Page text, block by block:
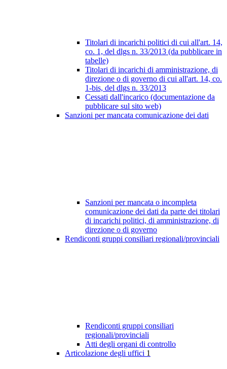
Titolari di incarichi politici di cui all'art. 14,
co. 1, del dlgs n. 33/2013 (da pubblicare in
tabelle)
Titolari di incarichi di amministrazione, di
direzione o di governo di cui all'art. 14, co.
1-bis, del dlgs n. 33/2013
Cessati dall'incarico (documentazione da
pubblicare sul sito web)
Sanzioni per mancata comunicazione dei dati
Sanzioni per mancata o incompleta
comunicazione dei dati da parte dei titolari
di incarichi politici, di amministrazione, di
direzione o di governo
Rendiconti gruppi consiliari regionali/provinciali
Rendiconti gruppi consiliari
regionali/provinciali
Atti degli organi di controllo
Articolazione degli uffici 1